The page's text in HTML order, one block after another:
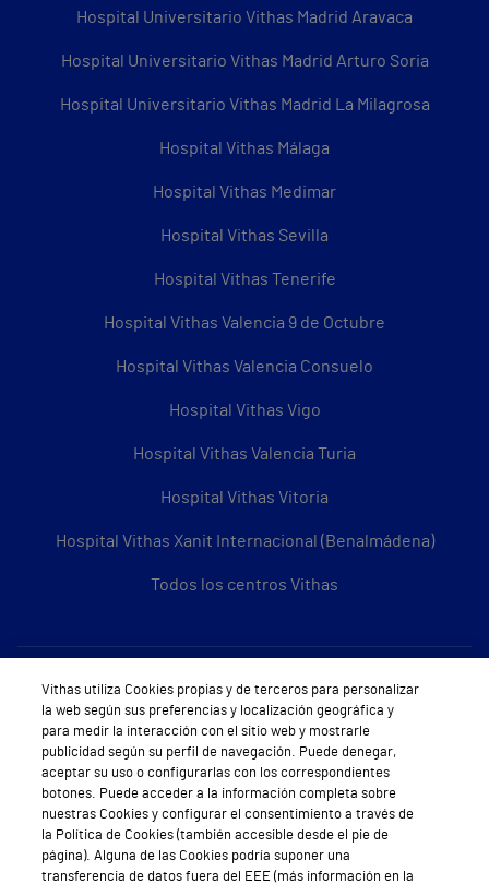
Hospital Universitario Vithas Madrid Aravaca
Hospital Universitario Vithas Madrid Arturo Soria
Hospital Universitario Vithas Madrid La Milagrosa
Hospital Vithas Málaga
Hospital Vithas Medimar
Hospital Vithas Sevilla
Hospital Vithas Tenerife
Hospital Vithas Valencia 9 de Octubre
Hospital Vithas Valencia Consuelo
Hospital Vithas Vigo
Hospital Vithas Valencia Turia
Hospital Vithas Vitoria
Hospital Vithas Xanit Internacional (Benalmádena)
Todos los centros Vithas
Sobre Vithas
Quiénes somos
Trabajar en Vithas
Teléfono Cita Médica
Teléfono Atención al Cliente
Vithas utiliza Cookies propias y de terceros para personalizar
la web según sus preferencias y localización geográfica y
para medir la interacción con el sitio web y mostrarle
publicidad según su perfil de navegación. Puede denegar,
aceptar su uso o configurarlas con los correspondientes
botones. Puede acceder a la información completa sobre
nuestras Cookies y configurar el consentimiento a través de
la Política de Cookies (también accesible desde el pie de
página). Alguna de las Cookies podría suponer una
transferencia de datos fuera del EEE (más información en la